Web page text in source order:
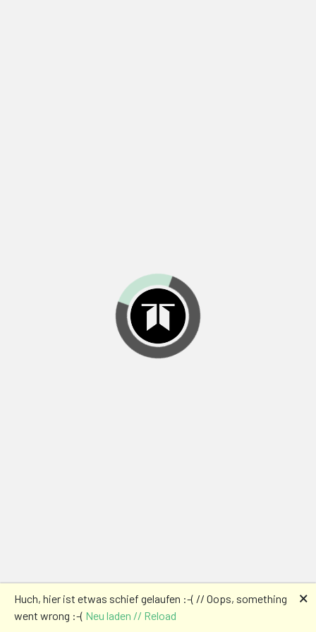
Huch, hier ist etwas schief gelaufen :-( // Oops, something
went wrong :-( Neu laden // Reload
🗙